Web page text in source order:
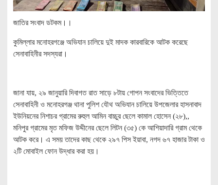
জাতির সংবাদ ডটকম।।
কুমিল্লার মনোহরগঞ্জে অভিযান চালিয়ে দুই মাদক কারবারিকে আটক করেছে
সেনাবাহিনীর সদস্যরা।
জানা যায়, ২৯ জানুয়ারি দিবাগত রাত সাড়ে ৮টায় গোপন সংবাদের ভিত্তিতে
সেনাবাহিনী ও মনোহরগঞ্জ থানা পুলিশ যৌথ অভিযান চালিয়ে উপজেলার হাসনাবাদ
ইউনিয়নের নিশাচর গ্রামের রুহুল আমিন বাচ্চুর ছেলে কামাল হোসেন (২৮),,
মনিপুর গ্রামের মৃত মফিজ উদ্দীনের ছেলে লিটন (৩৫) কে আশিয়াদারি গ্রাম থেকে
আটক করে। এ সময় তাদের কাছ থেকে ২৯৭ পিস ইয়াবা, নগদ ৬৭ হাজার টাকা ও
২টি মোবাইল ফোন উদ্ধার করা হয়।